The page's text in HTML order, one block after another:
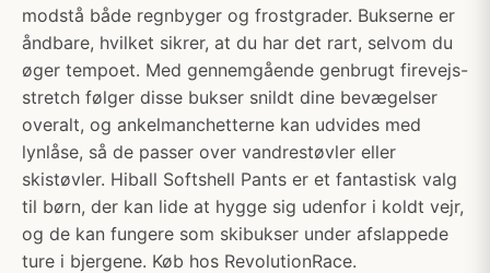
modstå både regnbyger og frostgrader. Bukserne er
åndbare, hvilket sikrer, at du har det rart, selvom du
øger tempoet. Med gennemgående genbrugt firevejs-
stretch følger disse bukser snildt dine bevægelser
overalt, og ankelmanchetterne kan udvides med
lynlåse, så de passer over vandrestøvler eller
skistøvler. Hiball Softshell Pants er et fantastisk valg
til børn, der kan lide at hygge sig udenfor i koldt vejr,
og de kan fungere som skibukser under afslappede
ture i bjergene. Køb hos RevolutionRace.